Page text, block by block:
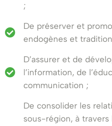
;
De préserver et
endogènes et
D’assurer et de
l’information, de
communication ;
De consolider les
sous-région, à